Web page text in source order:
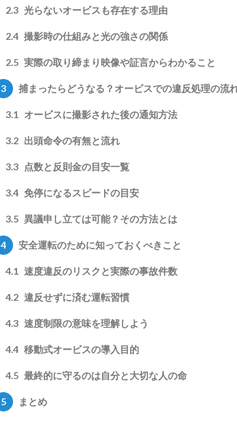
2.3 光らないオービスも存在する理由
2.4 撮影時の仕組みと光の強さの関係
2.5 実際の取り締まり映像や証言からわかること
3 捕まったらどうなる？オービスでの違反処理の流
3.1 オービスに撮影された後の通知方法
3.2 出頭命令の有無と流れ
3.3 点数と反則金の目安一覧
3.4 免停になるスピードの目安
3.5 異議申し立ては可能？その方法とは
4 安全運転のために知っておくべきこと
4.1 速度違反のリスクと実際の事故件数
4.2 違反せずに済む運転習慣
4.3 速度制限の意味を理解しよう
4.4 移動式オービスの導入目的
4.5 最終的に守るのは自分と大切な人の命
5 まとめ